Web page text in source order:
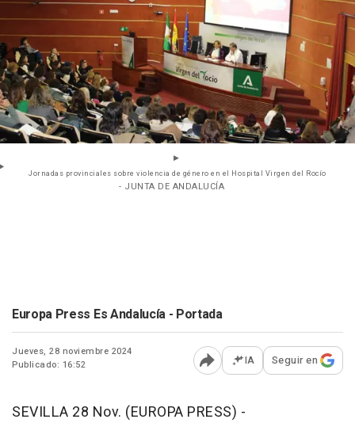
Jornadas provinciales sobre violencia de género en el Hospital Virgen del Rocío
- JUNTA DE ANDALUCÍA
Europa Press Es Andalucía - Portada
Jueves, 28 noviembre 2024
Publicado: 16:52
Abrir opciones para
IA Seguir en
SEVILLA 28 Nov. (EUROPA PRESS) -